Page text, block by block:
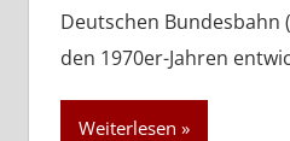
Deutschen Bundesbahn
den 1970er-Jahren
Weiterlesen